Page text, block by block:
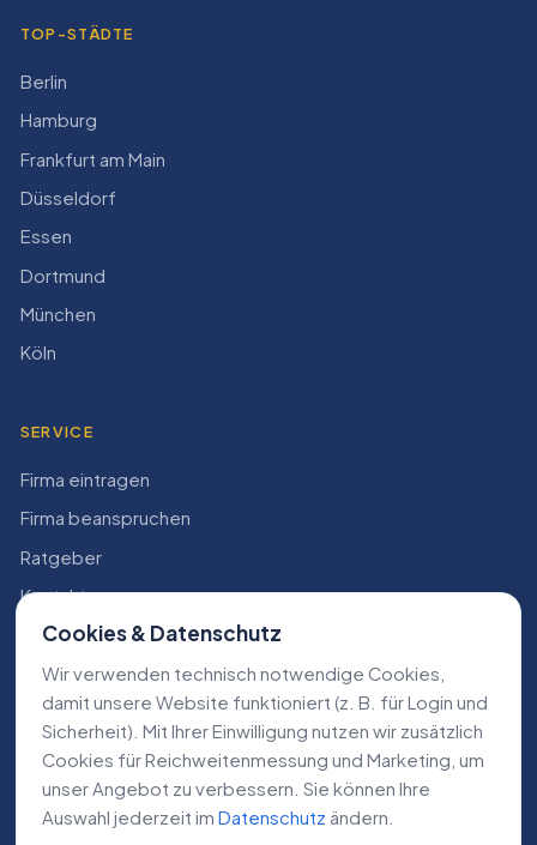
TOP-STÄDTE
Berlin
Hamburg
Frankfurt am Main
Düsseldorf
Essen
Dortmund
München
Köln
SERVICE
Firma eintragen
Firma beanspruchen
Ratgeber
Kontakt
Konto
RECHTLICHES
Impressum
Datenschutz
AGB
Cookies & Datenschutz
Wir verwenden technisch notwendige Cookies,
damit unsere Website funktioniert (z. B. für Login und
Sicherheit). Mit Ihrer Einwilligung nutzen wir zusätzlich
Cookies für Reichweiten­messung und Marketing, um
unser Angebot zu verbessern. Sie können Ihre
Auswahl jederzeit im Datenschutz ändern.